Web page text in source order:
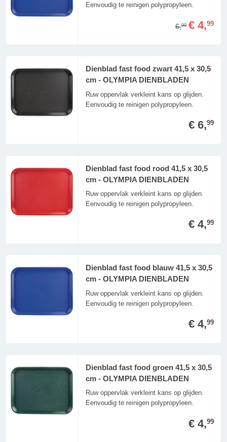
Eenvoudig te reinigen polypropyleen.
6,99 € 4,99
Dienblad fast food zwart 41,5 x 30,5
cm - OLYMPIA DIENBLADEN
Ruw oppervlak verkleint kans op glijden.
Eenvoudig te reinigen polypropyleen.
€ 6,99
Dienblad fast food rood 41,5 x 30,5
cm - OLYMPIA DIENBLADEN
Ruw oppervlak verkleint kans op glijden.
Eenvoudig te reinigen polypropyleen.
€ 4,99
Dienblad fast food blauw 41,5 x 30,5
cm - OLYMPIA DIENBLADEN
Ruw oppervlak verkleint kans op glijden.
Eenvoudig te reinigen polypropyleen.
€ 4,99
Dienblad fast food groen 41,5 x 30,5
cm - OLYMPIA DIENBLADEN
Ruw oppervlak verkleint kans op glijden.
Eenvoudig te reinigen polypropyleen.
€ 4,99